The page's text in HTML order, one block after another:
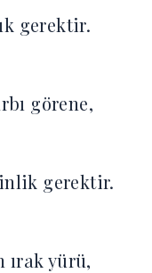
gerektir.
görene,
gerektir.
yürü,